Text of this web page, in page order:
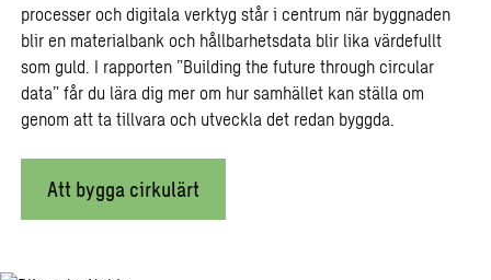
processer och digitala verktyg står i centrum när byggnaden
blir en materialbank och hållbarhetsdata blir lika värdefullt
som guld. I rapporten ”Building the future through circular
data” får du lära dig mer om hur samhället kan ställa om
genom att ta tillvara och utveckla det redan byggda.
Att bygga cirkulärt